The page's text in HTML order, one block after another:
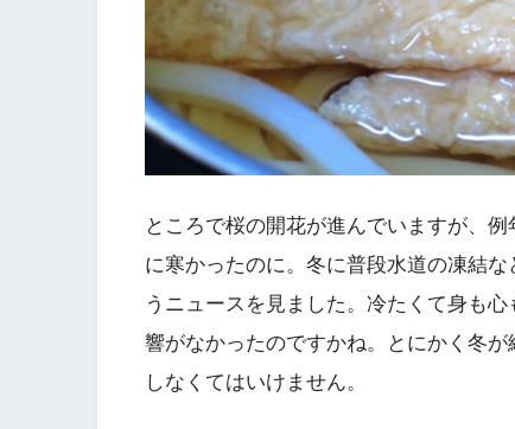
ところで桜の開花が進んでいますが、
に寒かったのに。冬に普段水道の凍結
うニュースを見ました。冷たくて身も
響がなかったのですかね。とにかく冬
しなくてはいけません。